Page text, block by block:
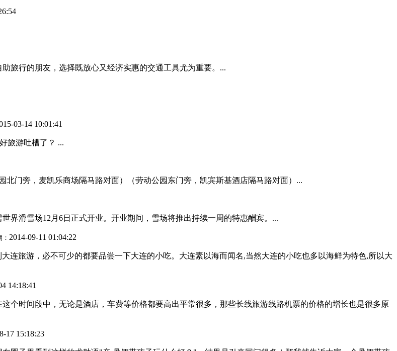
旅行的朋友，选择既放心又经济实惠的交通工具尤为重要。...
03-14 10:01:41
旅游吐槽了？ ...
门旁，麦凯乐商场隔马路对面）（劳动公园东门旁，凯宾斯基酒店隔马路对面）...
界滑雪场12月6日正式开业。开业期间，雪场将推出持续一周的特惠酬宾。...
： 2014-09-11 01:04:22
连旅游，必不可少的都要品尝一下大连的小吃。大连素以海而闻名,当然大连的小吃也多以海鲜为特色,所以大
14:18:41
个时间段中，无论是酒店，车费等价格都要高出平常很多，那些长线旅游线路机票的价格的增长也是很多原
17 15:18:23